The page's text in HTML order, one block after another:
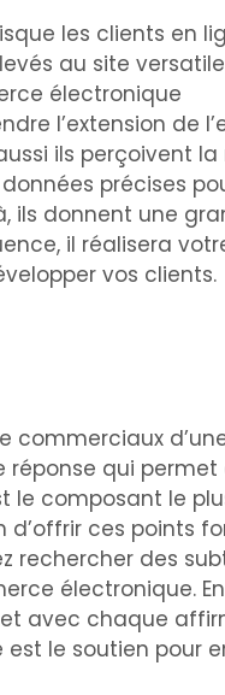
les clients en
au site
électronique
l’extension de
ils perçoivent
précises
ils donnent une
il réalisera
vos clients.
commerciaux
réponse qui permet
le composant le
ces points
rechercher des
électronique.
avec chaque
le soutien pour